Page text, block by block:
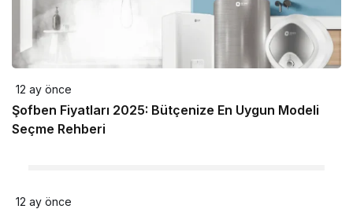
12 ay önce
Şofben Fiyatları 2025: Bütçenize En Uygun Modeli
Seçme Rehberi
12 ay önce